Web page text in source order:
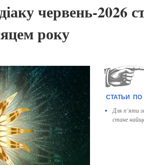
червень-2026
року
Для п’яти
стане